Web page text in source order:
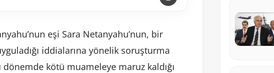
eşi Sara Netanyahu’nun, bir
iddialarına yönelik soruşturma
kötü muameleye maruz kaldığı